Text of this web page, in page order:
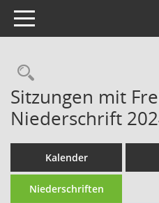
Toggle navigation
Sitzungen mit
Niederschrift
Kalender
Niederschriften